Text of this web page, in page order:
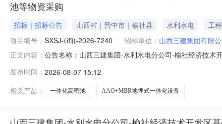
池等物资采购
招标｜招标公告 山西省｜晋中市｜榆社县 水利水电
工程
项目编号： SXSJ-(询)-2026-7240 招标单位： 山西三建集团有限
正文内容： 公告名称：山西三建集团-水利水电分公司-榆社经济技术
施建设项目（二期工程）废水处理工程一标段项目-
发布时间： 2026-08-07 15:12
相关产品：
一体化高密池 AAO+MBR地埋式一体化设备